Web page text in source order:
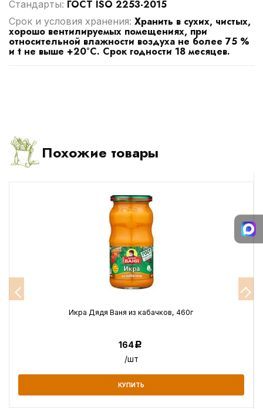
Стандарты: ГОСТ ISO 2253-2015
Срок и условия хранения: Хранить в сухих, чистых,
хорошо вентилируемых помещениях, при
относительной влажности воздуха не более 75 %
и t не выше +20°С. Срок годности 18 месяцев.
Похожие товары
Икра Дядя Ваня из кабачков, 460г
164Р
/шт
КУПИТЬ